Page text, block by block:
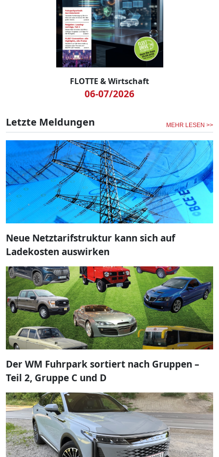
FLOTTE & Wirtschaft
06-07/2026
Letzte Meldungen MEHR LESEN >>
Neue Netztarifstruktur kann sich auf
Ladekosten auswirken
Der WM Fuhrpark sortiert nach Gruppen –
Teil 2, Gruppe C und D